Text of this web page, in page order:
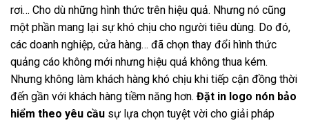
rơi… Cho dù những hình thức trên hiệu quả. Nhưng nó cũng
một phần mang lại sự khó chịu cho người tiêu dùng. Do đó,
các doanh nghiệp, cửa hàng… đã chọn thay đổi hình thức
quảng cáo không mới nhưng hiệu quả không thua kém.
Nhưng không làm khách hàng khó chịu khi tiếp cận đồng thời
đến gần với khách hàng tiềm năng hơn. Đặt in logo nón bảo
hiểm theo yêu cầu sự lựa chọn tuyệt vời cho giải pháp